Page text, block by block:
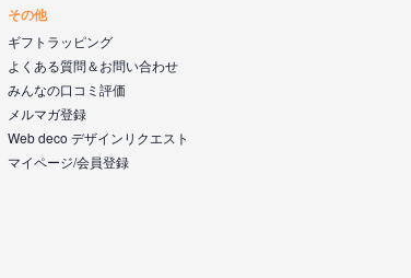
その他
ギフトラッピング
よくある質問＆お問い合わせ
みんなの口コミ評価
メルマガ登録
Web deco デザインリクエスト
マイページ/会員登録